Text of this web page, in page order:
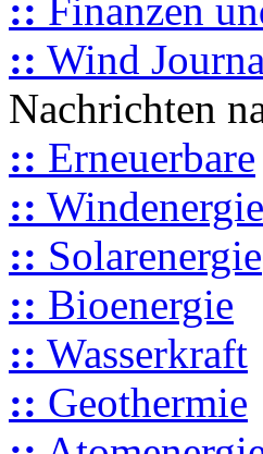
:: Finanzen
:: Wind
Nachrichten
:: Erneuerbare
:: Windenergie
:: Solarenergie
:: Bioenergie
:: Wasserkraft
:: Geothermie